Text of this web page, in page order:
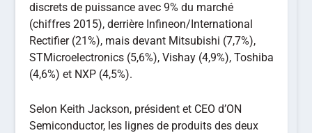
discrets de puissance avec 9% du marché
(chiffres 2015), derrière Infineon/International
Rectifier (21%), mais devant Mitsubishi (7,7%),
STMicroelectronics (5,6%), Vishay (4,9%), Toshiba
(4,6%) et NXP (4,5%).
Selon Keith Jackson, président et CEO d’ON
Semiconductor, les lignes de produits des deux